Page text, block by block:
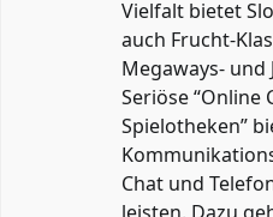
Vielfalt bietet
auch Frucht-
Megaways- und
Seriöse “Online
Spielotheken”
Chat und